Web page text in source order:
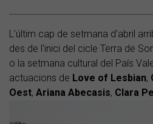
L'últim cap de setmana d'abril
des de l'inici del cicle Terra de
o la setmana cultural del País
actuacions de Love of Lesbian,
Oest, Ariana Abecasis, Clara